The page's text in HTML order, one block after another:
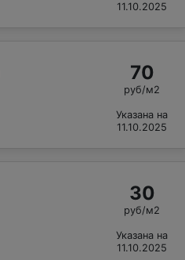
11.10.2025
70
руб/м2
Указана на
11.10.2025
30
руб/м2
Указана на
11.10.2025